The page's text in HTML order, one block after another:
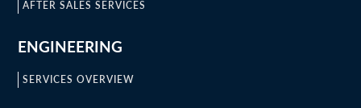
AFTER SALES SERVICES
ENGINEERING
SERVICES OVERVIEW